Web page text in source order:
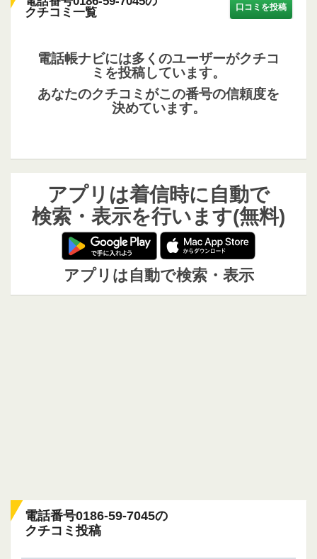
クチコミ一覧
口コミを投稿
電話帳ナビには多くのユーザーがクチコ
ミを投稿しています。
あなたのクチコミがこの番号の信頼度を
決めています。
アプリは着信時に自動で
検索・表示を行います(無料)
アプリは自動で検索・表示
電話番号0186-59-7045の
クチコミ投稿